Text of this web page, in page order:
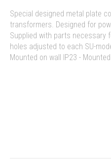
Special designed metal plate
transformers. Designed for
Supplied with parts necessary
holes adjusted to each SU-
Mounted on wall IP23 -